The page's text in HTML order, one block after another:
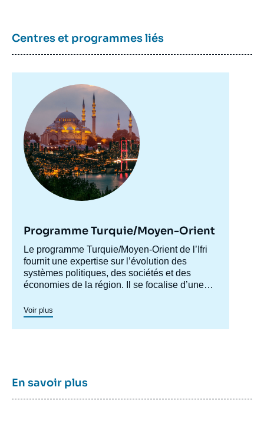
Centres et programmes liés
principale
Programme Turquie/Moyen-Orient
Accroche
centre
Le programme Turquie/Moyen-Orient de l’Ifri
fournit une expertise sur l’évolution des
systèmes politiques, des sociétés et des
économies de la région. Il se focalise d’une
(influences turque et iranienne, risque de
morcellement des États de la région,
recompositions diplomatiques), et également
sub-saharienne…).
Voir plus
En savoir plus
publication
François NICOULLAUD, « Iran, l'épreuve de
vérité », Éditoriaux, Ifri, 16 juillet 2012.